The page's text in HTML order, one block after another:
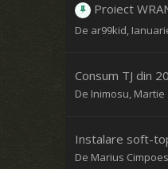
Proiect
De ar99kid
Consum TJ din
De Inimosu Martie
Instalare soft-
De Marius